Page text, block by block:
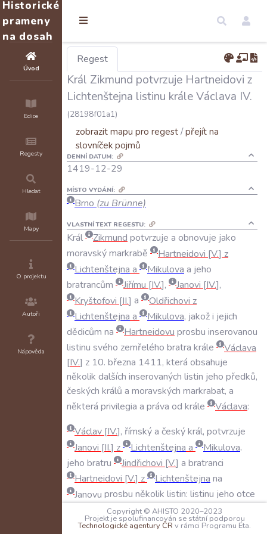
Historické
prameny
na dosah
Úvod
Edice
Regesty
Hledat
Mapy
O projektu
Autoři
Nápověda
Regest
Král Zikmund potvrzuje Hartneidovi z
Lichtenštejna listinu krále Václava IV.
(28198f01a1)
zobrazit mapu pro regest/přejít na
slovníček pojmů
DENNÍ DATUM:
1419-12-29
MÍSTO VYDÁNÍ:
Brno (zu Brünne)
VLASTNÍ TEXT REGESTU:
Král Zikmund potvrzuje a obnovuje jako
moravskýmarkrabě Hartneidovi V. z
Lichtenštejna a Mikulova a jeho
bratrancům
Jiřímu IV. , Janovi IV. ,
Kryštofovi II. a Oldřichovi z
Lichtenštejna a Mikulova, jakoži jejich
dědicům na Hartneidovu prosbu inserovanou
listinu svého zemřelého bratra krále
Václava
IV. z 10. března 1411, která obsahuje
několik dalších inserovaných listin jeho předků,
českých králů a moravských markrabat, a
některá privilegia a práva od krále Václava:
Václav IV. , římskýa českýkrál, potvrzuje
Janovi II. z Lichtenštejna a Mikulova,
jeho bratru Jindřichovi V. a bratranci
Hartneidovi V. z Lichtenštejna na
Janovu prosbu několik listin: listinu jeho otce
Karla IV. ,listinujehodědakrále
Janaatři listinyjehobratrance,
Copyright © AHISTO 2020–2023
Projekt je spolufinancován se státní podporou
Technologické agentury ČR v rámci Programu Éta.